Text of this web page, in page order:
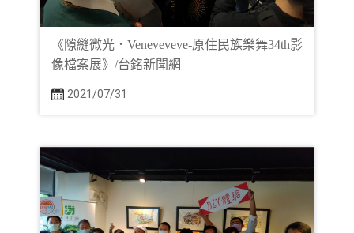
《隙縫微光．Veneveveve-原住民族樂舞34th影
像檔案展》/台銘新聞網
2021/07/31